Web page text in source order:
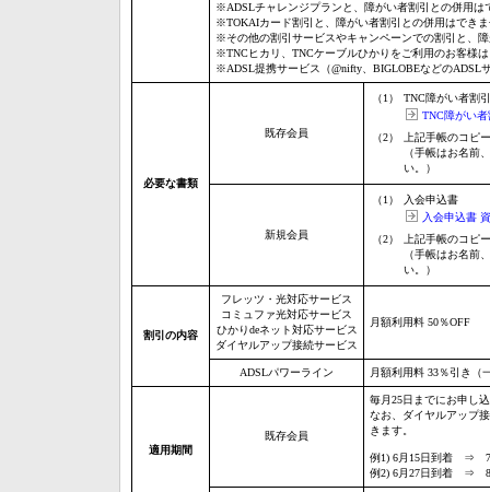
※ADSLチャレンジプランと、障がい者割引との併用は
※TOKAIカード割引と、障がい者割引との併用はでき
※その他の割引サービスやキャンペーンでの割引と、
※TNCヒカリ、TNCケーブルひかりをご利用のお客様
※ADSL提携サービス（@nifty、BIGLOBEなどのADSL
必要な書類
既存会員
（1）
TNC障がい者割
TNC障がい
（2）
上記手帳のコピー
（手帳はお名前
い。）
新規会員
（1）
入会申込書
入会申込書
（2）
上記手帳のコピー
（手帳はお名前
い。）
割引の内容
フレッツ・光対応サービス
コミュファ光対応サービス
ひかりdeネット対応サービス
ダイヤルアップ接続サービス
月額利用料 50％OFF
ADSLパワーライン 月額利用料 33％引き（
適用期間
既存会員
毎月25日までにお申し
なお、ダイヤルアップ
きます。
例1) 6月15日到着 ⇒ 7
例2) 6月27日到着 ⇒ 8